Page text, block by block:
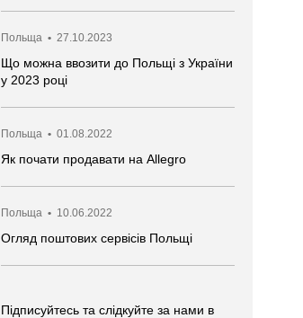
Польща • 27.10.2023
Що можна ввозити до Польщі з України
у 2023 році
Польща • 01.08.2022
Як почати продавати на Allegro
Польща • 10.06.2022
Огляд поштових сервісів Польщі
Підписуйтесь та слідкуйте за нами в